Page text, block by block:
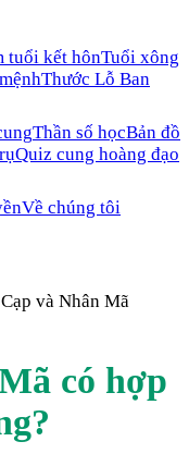
tuổi kết hônTuổi xông
Thước Lỗ Ban
Thần số họcBản đồ
Quiz cung hoàng đạo
Về chúng tôi
và Nhân Mã
có hợp